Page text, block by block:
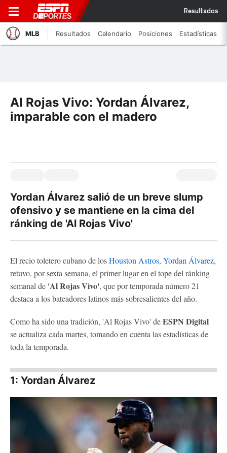
Resultados
MLB Resultados Calendario Posiciones Estadísticas
Al Rojas Vivo: Yordan Álvarez,
imparable con el madero
Yordan Álvarez salió de un breve slump
ofensivo y se mantiene en la cima del
ránking de 'Al Rojas Vivo'
El recio toletero cubano de losHouston Astros, Yordan Álvarez,
retuvo, por sexta semana, el primer lugar en el tope del ránking
semanal de 'Al Rojas Vivo', que por temporada número 21
destaca a los bateadores latinos más sobresalientes del año.
Como ha sido una tradición, 'Al Rojas Vivo' deESPN Digital
se actualiza cada martes, tomando en cuenta las estadísticas de
toda la temporada.
1: Yordan Álvarez